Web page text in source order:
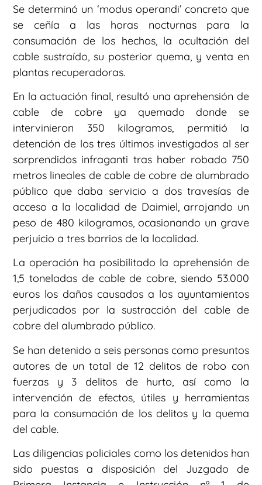
Se determinó un ‘modus operandi’ concreto que
se ceñía a las horas nocturnas para la
consumación de los hechos, la ocultación del
cable sustraído, su posterior quema, y venta en
plantas recuperadoras.
En la actuación final, resultó una aprehensión de
cable de cobre ya quemado donde se
intervinieron 350 kilogramos, permitió la
detención de los tres últimos investigados al ser
sorprendidos infraganti tras haber robado 750
metros lineales de cable de cobre de alumbrado
público que daba servicio a dos travesías de
acceso a la localidad de Daimiel, arrojando un
peso de 480 kilogramos, ocasionando un grave
perjuicio a tres barrios de la localidad.
La operación ha posibilitado la aprehensión de
1,5 toneladas de cable de cobre, siendo 53.000
euros los daños causados a los ayuntamientos
perjudicados por la sustracción del cable de
cobre del alumbrado público.
Se han detenido a seis personas como presuntos
autores de un total de 12 delitos de robo con
fuerzas y 3 delitos de hurto, así como la
intervención de efectos, útiles y herramientas
para la consumación de los delitos y la quema
del cable.
Las diligencias policiales como los detenidos han
sido puestas a disposición del Juzgado de